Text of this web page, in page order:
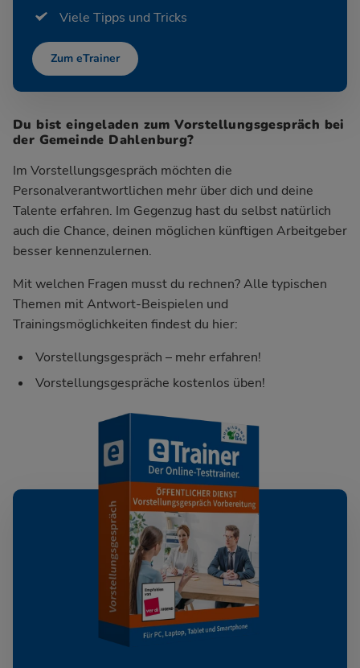
Viele Tipps und Tricks
Zum eTrainer
Du bist eingeladen zum Vorstellungsgespräch bei
der Gemeinde Dahlenburg?
Im Vorstellungsgespräch möchten die
Personalverantwortlichen mehr über dich und deine
Talente erfahren. Im Gegenzug hast du selbst natürlich
auch die Chance, deinen möglichen künftigen Arbeitgeber
besser kennenzulernen.
Mit welchen Fragen musst du rechnen? Alle typischen
Themen mit Antwort-Beispielen und
Trainingsmöglichkeiten findest du hier:
Vorstellungsgespräch – mehr erfahren!
Vorstellungsgespräche kostenlos üben!